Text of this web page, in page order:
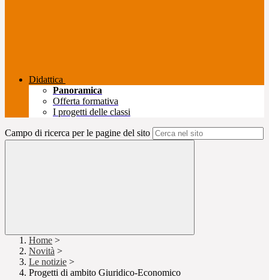
Didattica
Panoramica
Offerta formativa
I progetti delle classi
Campo di ricerca per le pagine del sito
Home >
Novità >
Le notizie >
Progetti di ambito Giuridico-Economico